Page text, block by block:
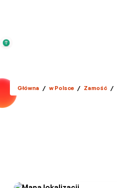
Główna / w Polsce / Zamość /